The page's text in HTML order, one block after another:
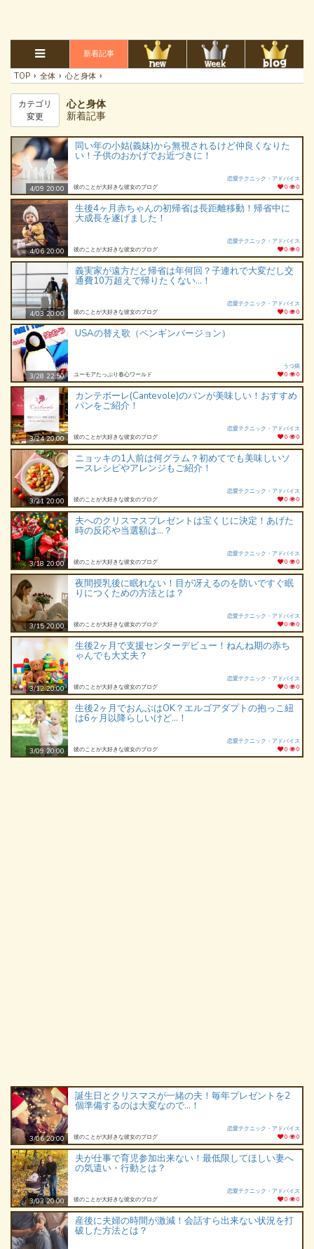
新着記事
TOP › 全体 › 心と身体 ›
カテゴリ
変更
心と身体
新着記事
4/09 20:00
同い年の小姑(義妹)から無視されるけど仲良くなりた
い！子供のおかげでお近づきに！
彼のことが大好きな彼女のブログ
恋愛テクニック・アドバイス
0
0
4/06 20:00
生後4ヶ月赤ちゃんの初帰省は長距離移動！帰省中に
大成長を遂げました！
彼のことが大好きな彼女のブログ
恋愛テクニック・アドバイス
0
0
4/03 20:00
義実家が遠方だと帰省は年何回？子連れで大変だし交
通費10万超えで帰りたくない…！
彼のことが大好きな彼女のブログ
恋愛テクニック・アドバイス
0
0
3/28 22:50
USAの替え歌（ペンギンバージョン）
ユーモアたっぷり春心ワールド
うつ病
0
0
3/24 20:00
カンテボーレ(Cantevole)のパンが美味しい！おすすめ
パンをご紹介！
彼のことが大好きな彼女のブログ
恋愛テクニック・アドバイス
0
0
3/21 20:00
ニョッキの1人前は何グラム？初めてでも美味しいソ
ースレシピやアレンジもご紹介！
彼のことが大好きな彼女のブログ
恋愛テクニック・アドバイス
0
0
3/18 20:00
夫へのクリスマスプレゼントは宝くじに決定！あげた
時の反応や当選額は…？
彼のことが大好きな彼女のブログ
恋愛テクニック・アドバイス
0
0
3/15 20:00
夜間授乳後に眠れない！目が冴えるのを防いですぐ眠
りにつくための方法とは？
彼のことが大好きな彼女のブログ
恋愛テクニック・アドバイス
0
0
3/12 20:00
生後2ヶ月で支援センターデビュー！ねんね期の赤ち
ゃんでも大丈夫？
彼のことが大好きな彼女のブログ
恋愛テクニック・アドバイス
0
0
3/09 20:00
生後2ヶ月でおんぶはOK？エルゴアダプトの抱っこ紐
は6ヶ月以降らしいけど…！
彼のことが大好きな彼女のブログ
恋愛テクニック・アドバイス
0
0
3/06 20:00
誕生日とクリスマスが一緒の夫！毎年プレゼントを2
個準備するのは大変なので…！
彼のことが大好きな彼女のブログ
恋愛テクニック・アドバイス
0
0
3/03 20:00
夫が仕事で育児参加出来ない！最低限してほしい妻へ
の気遣い・行動とは？
彼のことが大好きな彼女のブログ
恋愛テクニック・アドバイス
0
0
産後に夫婦の時間が激減！会話すら出来ない状況を打
破した方法とは？